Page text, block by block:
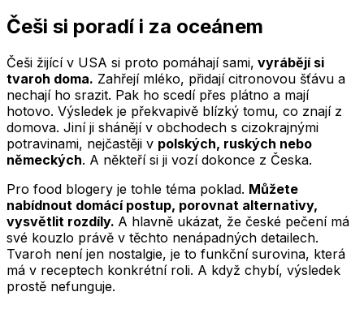
Češi si poradí i za oceánem
Češi žijící v USA si proto pomáhají sami, vyrábějí si
tvaroh doma. Zahřejí mléko, přidají citronovou šťávu a
nechají ho srazit. Pak ho scedí přes plátno a mají
hotovo. Výsledek je překvapivě blízký tomu, co znají z
domova. Jiní ji shánějí v obchodech s cizokrajnými
potravinami, nejčastěji v polských, ruských nebo
německých. A někteří si ji vozí dokonce z Česka.
Pro food blogery je tohle téma poklad. Můžete
nabídnout domácí postup, porovnat alternativy,
vysvětlit rozdíly. A hlavně ukázat, že české pečení má
své kouzlo právě v těchto nenápadných detailech.
Tvaroh není jen nostalgie, je to funkční surovina, která
má v receptech konkrétní roli. A když chybí, výsledek
prostě nefunguje.